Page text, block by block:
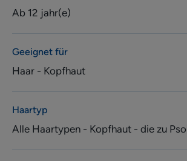
Ab 12 jahr(e)
Geeignet für
Haar - Kopfhaut
Haartyp
Alle Haartypen - Kopfhaut - die zu